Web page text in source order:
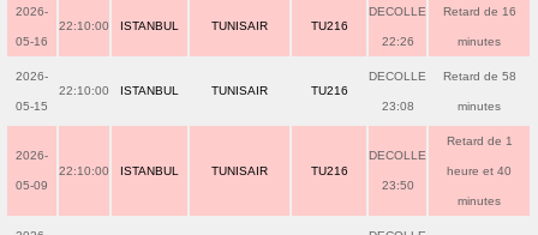
2026-
05-16
22:10:00 ISTANBUL TUNISAIR TU216
DECOLLE
22:26
Retard de 16
minutes
2026-
05-15
22:10:00 ISTANBUL TUNISAIR TU216
DECOLLE
23:08
Retard de 58
minutes
2026-
05-09
22:10:00 ISTANBUL TUNISAIR TU216
DECOLLE
23:50
Retard de 1
heure et 40
minutes